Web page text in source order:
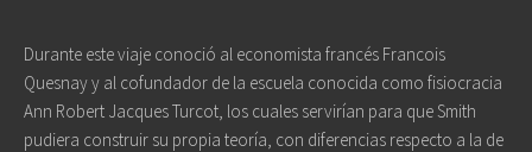
Durante este viaje conoció al economista francés Francois
Quesnay y al cofundador de la escuela conocida como fisiocracia
Ann Robert Jacques Turcot, los cuales servirían para que Smith
pudiera construir su propia teoría, con diferencias respecto a la de